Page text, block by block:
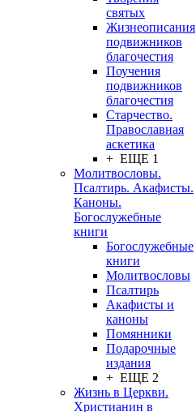
святых
Жизнеописания
подвижников
благочестия
Поучения
подвижников
благочестия
Старчество.
Православная
аскетика
+ ЕЩЕ 1
Молитвословы.
Псалтирь. Акафисты.
Каноны.
Богослужебные
книги
Богослужебные
книги
Молитвословы
Псалтирь
Акафисты и
каноны
Помянники
Подарочные
издания
+ ЕЩЕ 2
Жизнь в Церкви.
Христианин в